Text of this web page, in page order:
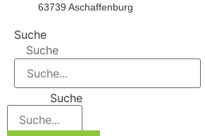
63739 Aschaffenburg
Suche
Suche
Suche